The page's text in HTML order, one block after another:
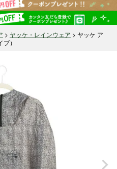
ヤッケ・レインウェア
ヤッケ ア
）